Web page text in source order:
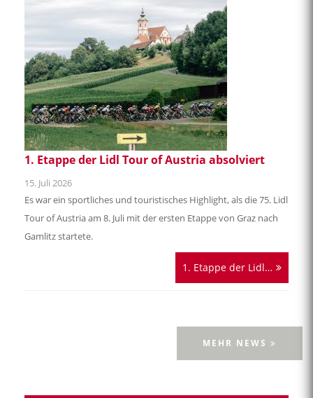
Die Oststeiermark macht mobil
16. Juli 2026
Wer an die Oststeiermark denkt, dem fallen spontan
Schlagworte ein wie vielfältig, einladend, gastfreundlich, kurz:
einfach kostbar.
Die Oststeiermark…
Es war ein sportliches und touristisches Highlight, als die 75. Lidl